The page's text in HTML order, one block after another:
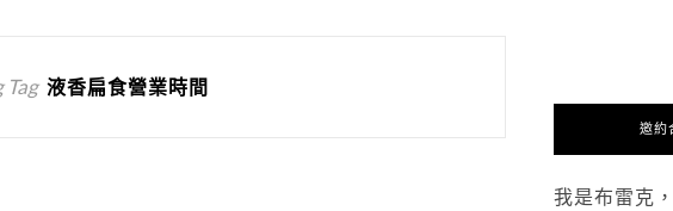
Tag 液香扁食營業時間
邀約
我是布雷克